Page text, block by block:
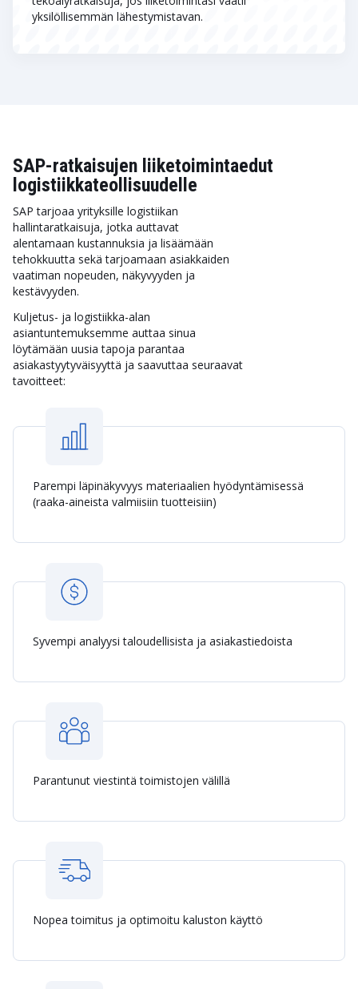
yksilöllisemmän lähestymistavan.
SAP-ratkaisujen liiketoimintaedut
logistiikkateollisuudelle
SAP tarjoaa yrityksille logistiikan
hallintaratkaisuja, jotka auttavat
alentamaan kustannuksia ja lisäämään
tehokkuutta sekä tarjoamaan asiakkaiden
vaatiman nopeuden, näkyvyyden ja
kestävyyden.
Kuljetus- ja logistiikka-alan
asiantuntemuksemme auttaa sinua
löytämään uusia tapoja parantaa
asiakastyytyväisyyttä ja saavuttaa seuraavat
tavoitteet:
Parempi läpinäkyvyys materiaalien hyödyntämisessä
(raaka-aineista valmiisiin tuotteisiin)
Syvempi analyysi taloudellisista ja asiakastiedoista
Parantunut viestintä toimistojen välillä
Nopea toimitus ja optimoitu kaluston käyttö